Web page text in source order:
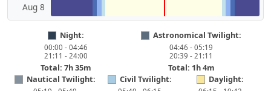
Aug 8
Night:
00:00 - 04:46
21:11 - 24:00
Total: 7h 35m
Astronomical Twilight:
04:46 - 05:19
20:39 - 21:11
Total: 1h 4m
Nautical Twilight:
Civil Twilight: Daylight: